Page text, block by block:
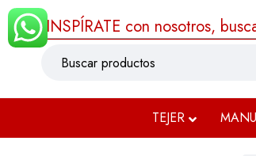
¡INSPÍRATE con nosotros,
TEJER